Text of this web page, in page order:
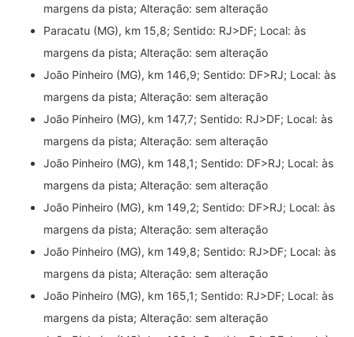
margens da pista; Alteração: sem alteração
Paracatu (MG), km 15,8; Sentido: RJ>DF; Local: às
margens da pista; Alteração: sem alteração
João Pinheiro (MG), km 146,9; Sentido: DF>RJ; Local: às
margens da pista; Alteração: sem alteração
João Pinheiro (MG), km 147,7; Sentido: RJ>DF; Local: às
margens da pista; Alteração: sem alteração
João Pinheiro (MG), km 148,1; Sentido: DF>RJ; Local: às
margens da pista; Alteração: sem alteração
João Pinheiro (MG), km 149,2; Sentido: DF>RJ; Local: às
margens da pista; Alteração: sem alteração
João Pinheiro (MG), km 149,8; Sentido: RJ>DF; Local: às
margens da pista; Alteração: sem alteração
João Pinheiro (MG), km 165,1; Sentido: RJ>DF; Local: às
margens da pista; Alteração: sem alteração